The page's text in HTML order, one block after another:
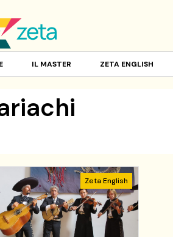
IL MASTER ZETA ENGLISH
Zeta English